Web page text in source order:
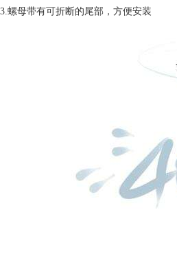
3.螺母带有可折断的尾部，方便安装